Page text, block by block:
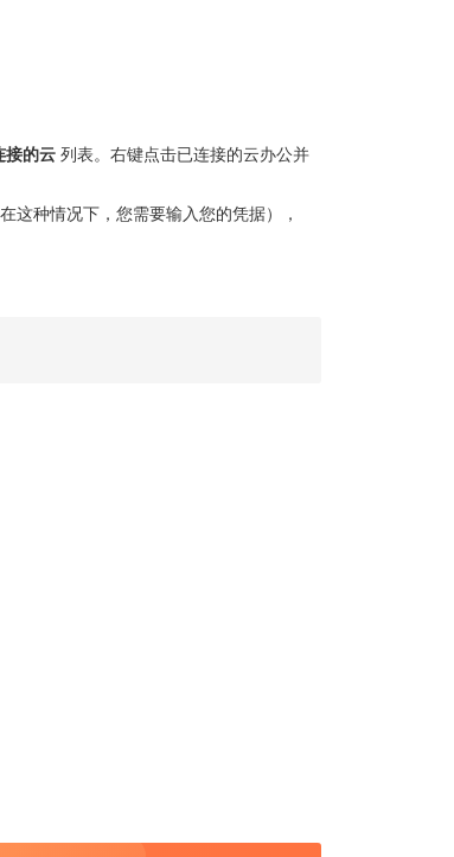
接的云 列表。右键点击已连接的云办公并
这种情况下，您需要输入您的凭据），